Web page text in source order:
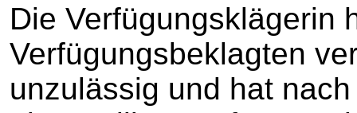
Die Verfügungsklägerin
Verfügungsbeklagten
unzulässig und hat